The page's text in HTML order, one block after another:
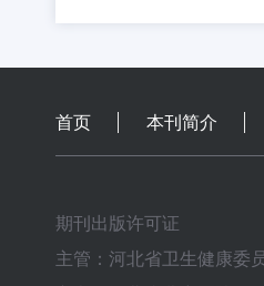
首页 本刊简介
期刊出版许可证
主管：河北省卫生健康委